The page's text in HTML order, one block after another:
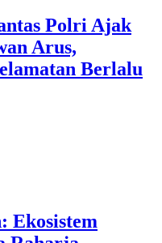
Polri Ajak
Arus,
Berlalu
Ekosistem